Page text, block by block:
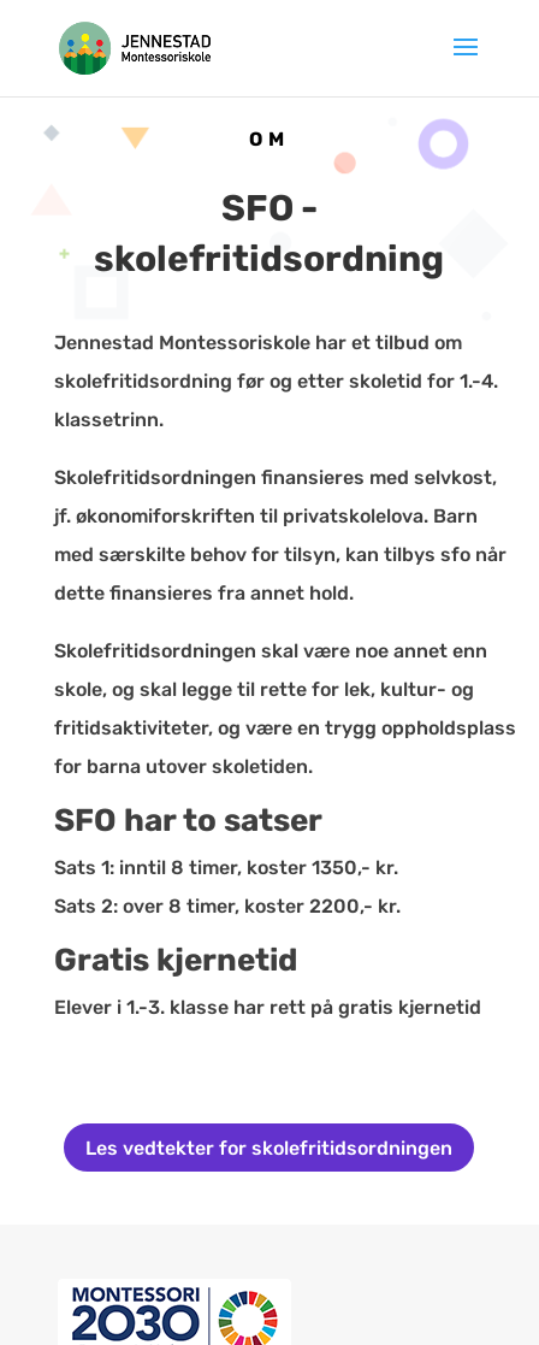
OM
SFO -
skolefritidsordning
Jennestad Montessoriskole har et tilbud om
skolefritidsordning før og etter skoletid for 1.-4.
klassetrinn.
Skolefritidsordningen finansieres med selvkost,
jf. økonomiforskriften til privatskolelova. Barn
med særskilte behov for tilsyn, kan tilbys sfo når
dette finansieres fra annet hold.
Skolefritidsordningen skal være noe annet enn
skole, og skal legge til rette for lek, kultur- og
fritidsaktiviteter, og være en trygg oppholdsplass
for barna utover skoletiden.
SFO har to satser
Sats 1: inntil 8 timer, koster 1350,- kr.
Sats 2: over 8 timer, koster 2200,- kr.
Gratis kjernetid
Elever i 1.-3. klasse har rett på gratis kjernetid
Les vedtekter for skolefritidsordningen